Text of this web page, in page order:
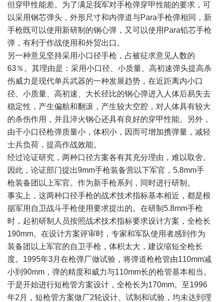
但穿甲性能差。为了满足我军对手枪弹穿甲性能的要求，可
以采用钢芯弹头，外形尺寸和内弹道与Para手枪弹相同，新
手枪既可以使用新研制的钢心弹，又可以使用Para铅芯手枪
弹，有利于作战使用和外贸出口。
另一种意见坚持采用小口径手枪，占被征求意见人数的
63％。其理由是：采用小口径、小质量、高初速弹头提高杀
伤威力是现代单兵武器的一种发展趋势，在近距离内小口
径、小质量、高初速、大长径比的钢心弹进入人体后易失去
稳定性，产生偏航和翻滚，产生较大空腔，对人体具有较大
的杀伤作用，并且淬火钢心还具有良好的穿甲性能。另外，
由干小口径枪弹质量小，体积小，因而可增加携弹量，减轻
士兵负荷，提高作战效能。
经过论证研究，两种口径方案各有其充分理由，难以取舍。
因此，论证部门提出9mm手枪装备营以下军官，5.8mm手
枪装备团以上军官。作为新手枪系列，同时进行研制。
事实上，这两种口径手枪的战术技术指标基本相近，都是根
据军用自卫战斗手枪使用要求提出的。在研制5.8mm手枪
时，起初研制人员按照战术技术指标要求设计方案，全枪长
190mm。在设计方案评审时，专家和军队使用者感到作为
装备团以上军官的自卫手枪，体积太大，建议缩短全枪长
度。1995年3月在枪弹厂做试验，将弹道枪枪管由110mm减
小到90mm，弹的精度和威力与110mm长的枪管基本相当。
于是开始进行短枪管方案设计，全枪长为170mm。至1996
年2月，短枪管方案做厂2轮设计、试制和试验，均未达到理